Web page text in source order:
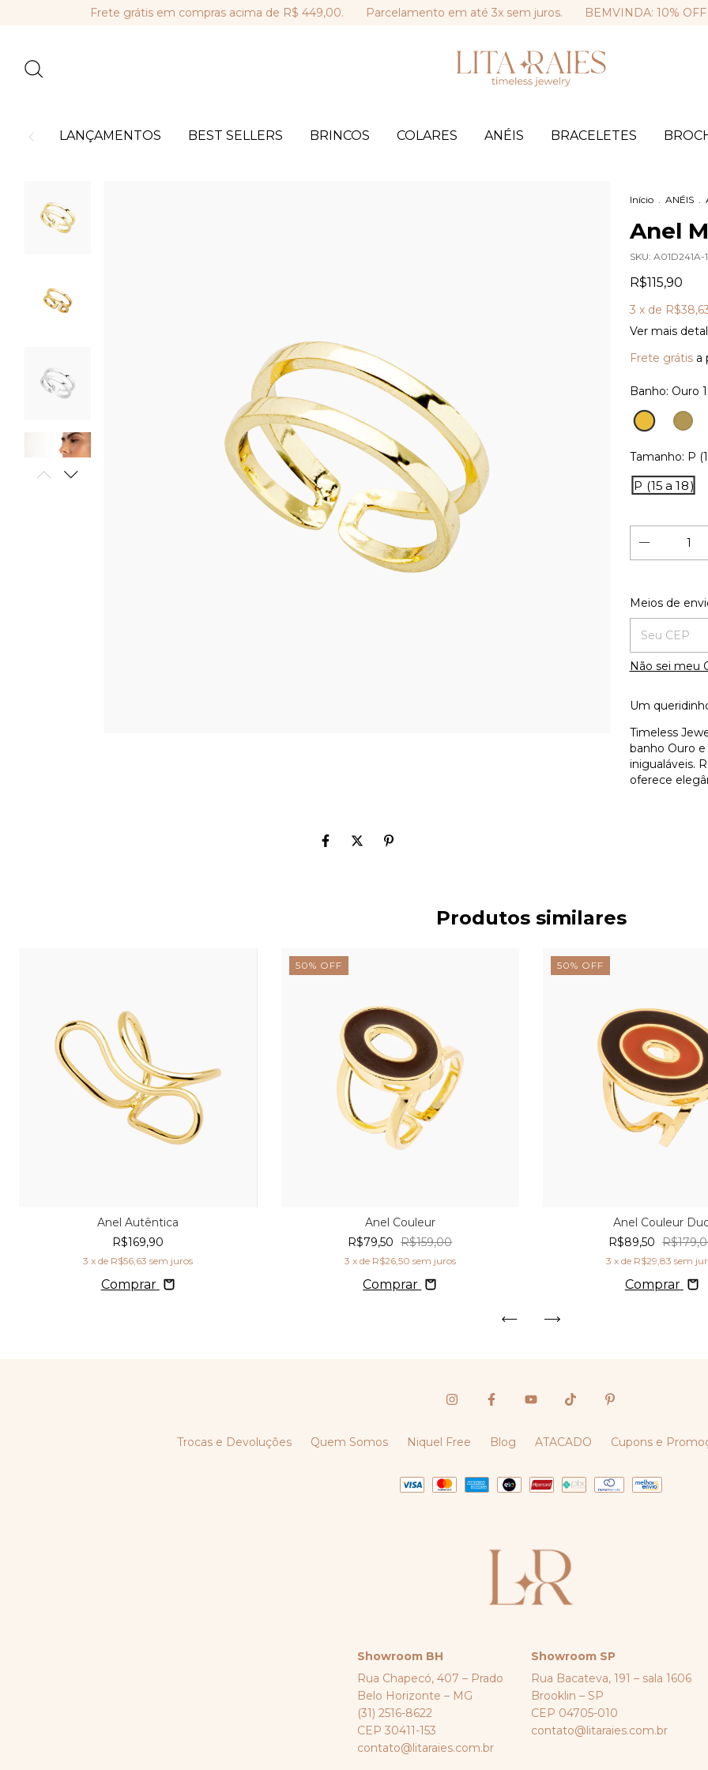
Frete grátis em compras acima de R$ 449,00. Parcelamento em até 3x sem juros. BEMVINDA: 10% OFF na
LANÇAMENTOS BEST SELLERS BRINCOS COLARES ANÉIS BRACELETES
Início . ANÉIS .
Anel
SKU: A01D241A-1
R$115,90
3 x de
Ver mais
Frete grátis a
Banho: Ouro
Ouro
18K
Ouro
Tamanho: P
P (15 a 18)
Entregas para
Meios de
Não sei meu
Um
Timeless
banho Ouro
inigualáveis.
oferece
Produtos similares
Anel Autêntica
R$169,90
3 x de R$56,63 sem juros
Comprar
50% OFF
Anel Couleur
R$79,50 R$159,00
3 x de R$26,50 sem juros
Comprar
50% OFF
Anel Couleur
R$89,50
3 x de R$29,83 sem
Comprar
Trocas e Devoluções Quem Somos Niquel Free Blog ATACADO Cupons e
Showroom BH
Rua Chapecó, 407 – Prado
Belo Horizonte – MG
(31) 2516-8622
CEP 30411-153
contato@litaraies.com.br
Showroom SP
Rua Bacateva, 191 – sala 1606
Brooklin – SP
CEP 04705-010
contato@litaraies.com.br